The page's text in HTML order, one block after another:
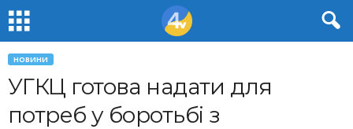
НОВИНИ
УГКЦ готова надати для
потреб у боротьбі з